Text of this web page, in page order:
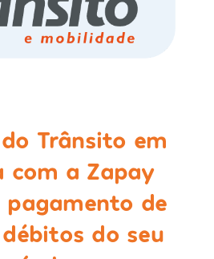
Trânsito em
com a Zapay
de
do seu